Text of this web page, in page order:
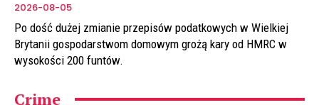
2026-08-05
Po dość dużej zmianie przepisów podatkowych w Wielkiej
Brytanii gospodarstwom domowym grożą kary od HMRC w
wysokości 200 funtów.
Crime